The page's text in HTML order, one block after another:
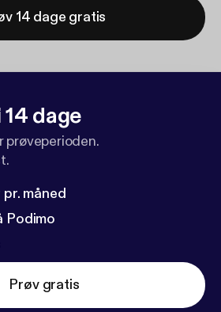
14 dage gratis
dage
prøveperioden.
måned
Podimo
Prøv gratis